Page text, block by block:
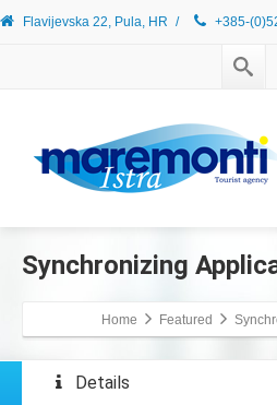
Flavijevska 22, Pula, HR / +385-
Synchronizing
Home Featured
Details